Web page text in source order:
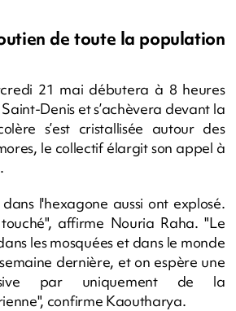
de toute la population
21 mai débutera à 8 heures
Denis et s’achèvera devant la
s’est cristallisée autour des
le collectif élargit son appel à
l'hexagone aussi ont explosé.
affirme Nouria Raha. "Le
les mosquées et dans le monde
dernière, et on espère une
par uniquement de la
confirme Kaoutharya.